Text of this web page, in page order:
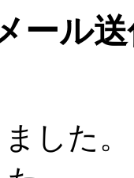
ール
した